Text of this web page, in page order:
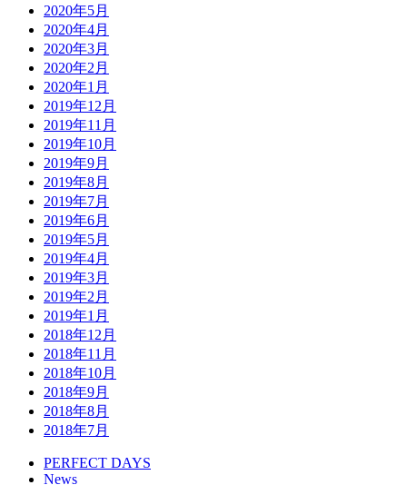
2020年5月
2020年4月
2020年3月
2020年2月
2020年1月
2019年12月
2019年11月
2019年10月
2019年9月
2019年8月
2019年7月
2019年6月
2019年5月
2019年4月
2019年3月
2019年2月
2019年1月
2018年12月
2018年11月
2018年10月
2018年9月
2018年8月
2018年7月
PERFECT DAYS
News